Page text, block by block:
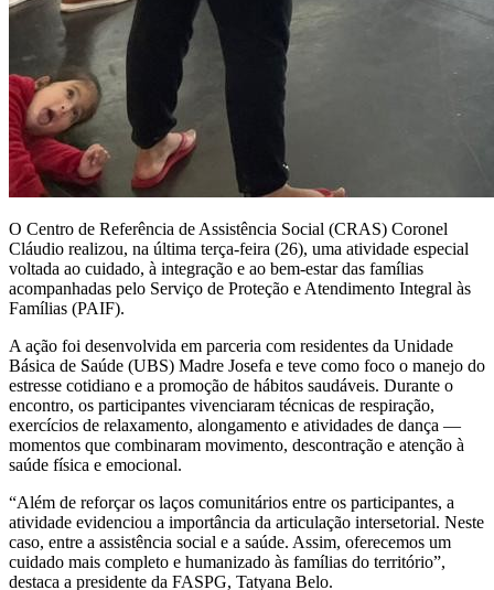
O Centro de Referência de Assistência Social (CRAS) Coronel
Cláudio realizou, na última terça-feira (26), uma atividade especial
voltada ao cuidado, à integração e ao bem-estar das famílias
acompanhadas pelo Serviço de Proteção e Atendimento Integral às
Famílias (PAIF).
A ação foi desenvolvida em parceria com residentes da Unidade
Básica de Saúde (UBS) Madre Josefa e teve como foco o manejo do
estresse cotidiano e a promoção de hábitos saudáveis. Durante o
encontro, os participantes vivenciaram técnicas de respiração,
exercícios de relaxamento, alongamento e atividades de dança —
momentos que combinaram movimento, descontração e atenção à
saúde física e emocional.
“Além de reforçar os laços comunitários entre os participantes, a
atividade evidenciou a importância da articulação intersetorial. Neste
caso, entre a assistência social e a saúde. Assim, oferecemos um
cuidado mais completo e humanizado às famílias do território”,
destaca a presidente da FASPG, Tatyana Belo.